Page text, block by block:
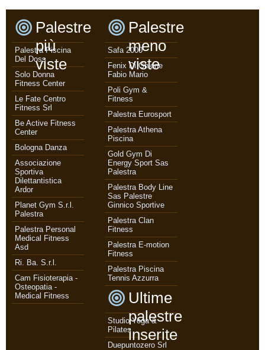
Palestre
più
viste
Palestra Piscina
Del Doss
Solo Donna
Fitness Center
Le Fate Centro
Fitness Srl
Be Active Fitness
Center
Bologna Danza
Associazione
Sportiva
Dilettantistica
Ardor
Planet Gym S.r.l.
Palestra
Palestra Personal
Medical Fitness
Asd
Ri. Ba. S.r.l.
Cam Fisioterapia -
Osteopatia -
Medical Fitness
Palestre
meno
viste
Safa 2000
Fenix Di Ghione
Fabio Mario
Poli Gym &
Fitness
Palestra Eurosport
Palestra Athena
Piscina
Gold Gym Di
Energy Sport Sas
Palestra
Palestra Body Line
Sas Palestre
Ginnico Sportive
Palestra Clan
Fitness
Palestra E-motion
Fitness
Palestra Piscina
Tennis Azzurra
Ultime
palestre
inserite
Studio Yoga &
Pilates
Duepuntozero Srl